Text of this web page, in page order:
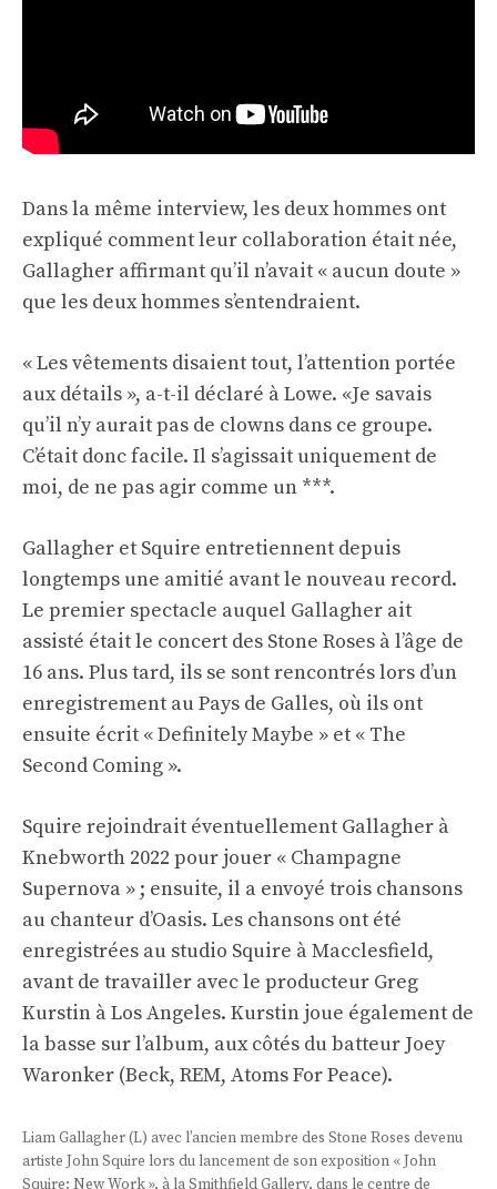
Dans la même interview, les deux hommes ont
expliqué comment leur collaboration était née,
Gallagher affirmant qu’il n’avait « aucun doute »
que les deux hommes s’entendraient.
« Les vêtements disaient tout, l’attention portée
aux détails », a-t-il déclaré à Lowe. «Je savais
qu’il n’y aurait pas de clowns dans ce groupe.
C’était donc facile. Il s’agissait uniquement de
moi, de ne pas agir comme un ***.
Gallagher et Squire entretiennent depuis
longtemps une amitié avant le nouveau record.
Le premier spectacle auquel Gallagher ait
assisté était le concert des Stone Roses à l’âge de
16 ans. Plus tard, ils se sont rencontrés lors d’un
enregistrement au Pays de Galles, où ils ont
ensuite écrit « Definitely Maybe » et « The
Second Coming ».
Squire rejoindrait éventuellement Gallagher à
Knebworth 2022 pour jouer « Champagne
Supernova » ; ensuite, il a envoyé trois chansons
au chanteur d’Oasis. Les chansons ont été
enregistrées au studio Squire à Macclesfield,
avant de travailler avec le producteur Greg
Kurstin à Los Angeles. Kurstin joue également de
la basse sur l’album, aux côtés du batteur Joey
Waronker (Beck, REM, Atoms For Peace).
Liam Gallagher (L) avec l’ancien membre des Stone Roses devenu
artiste John Squire lors du lancement de son exposition « John